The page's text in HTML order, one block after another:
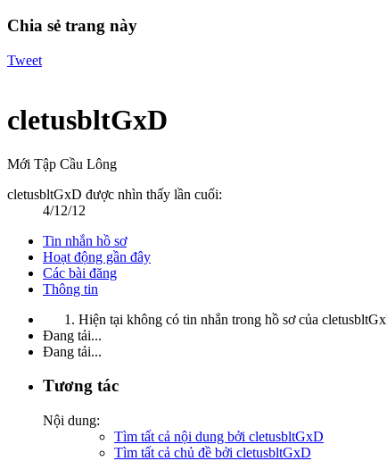
Chia sẻ trang này
Tweet
cletusbltGxD
Mới Tập Cầu Lông
cletusbltGxD được nhìn thấy lần cuối:
4/12/12
Tin nhắn hồ sơ
Hoạt động gần đây
Các bài đăng
Thông tin
Hiện tại không có tin nhắn trong hồ sơ của
Đang tải...
Đang tải...
Tương tác
Nội dung:
Tìm tất cả nội dung bởi cletusbltGxD
Tìm tất cả chủ đề bởi cletusbltGxD